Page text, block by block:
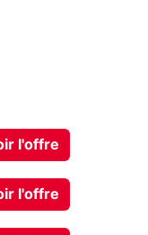
l'offre
l'offre